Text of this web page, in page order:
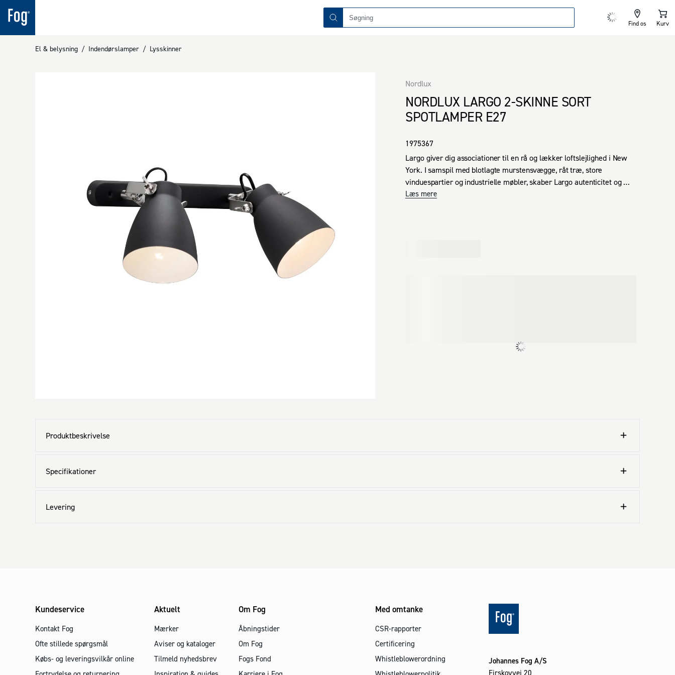
Find os Kurv
El & belysning / Indendørslamper / Lysskinner
NORDLUX LARGO 2-SKINNE SORT
SPOTLAMPER E27
Nordlux
1975367
Largo giver dig associationer til en rå og lækker loftslejlighed i New
York. I samspil med blotlagte murstensvægge, råt træ, store
vinduespartier og industrielle møbler, skaber Largo autenticitet og
hyggelig belysning i ethvert hjørne af dit hjem.
Læs mere
Produktbeskrivelse
Specifikationer
Levering
Kundeservice
Kontakt Fog
Ofte stillede spørgsmål
Købs- og leveringsvilkår online
Aktuelt
Mærker
Aviser og kataloger
Tilmeld nyhedsbrev
Om Fog
Åbningstider
Om Fog
Fogs Fond
Med omtanke
CSR-rapporter
Certificering
Whistleblowerordning
Johannes Fog A/S
Firskovvej 20